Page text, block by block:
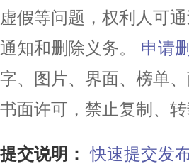
虚假等问题，权利人可
通知和删除义务。
申请
字、图片、界面、榜单
书面许可，禁止复制、转
提交说明： 快速提交发